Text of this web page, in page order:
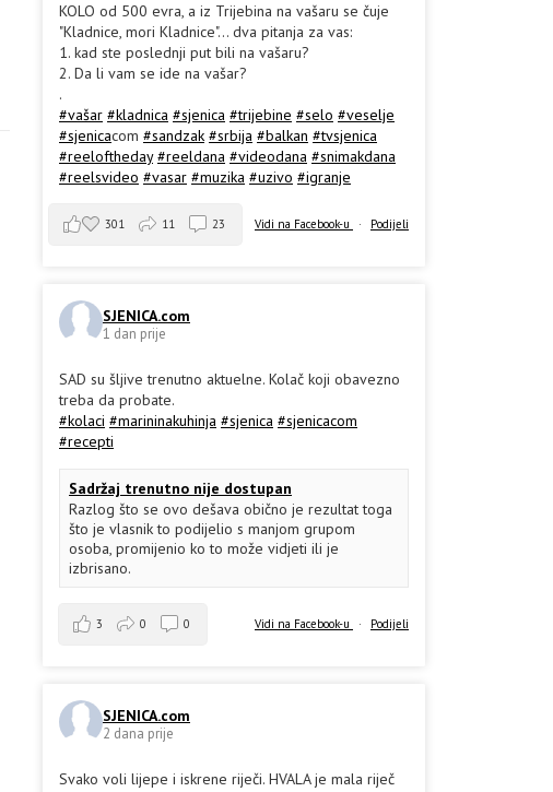
KOLO od 500 evra, a iz Trijebina na vašaru se čuje
"Kladnice, mori Kladnice"... dva pitanja za vas:
1. kad ste poslednji put bili na vašaru?
2. Da li vam se ide na vašar?
.
#vašar #kladnica #sjenica #trijebine #selo #veselje
#sjenicacom #sandzak #srbija #balkan #tvsjenica
#reeloftheday #reeldana #videodana #snimakdana
#reelsvideo #vasar #muzika #uzivo #igranje
Vidi na Facebook-u · Podijeli
301 11 23
SJENICA.com
1 dan prije
SAD su šljive trenutno aktuelne. Kolač koji obavezno
treba da probate.
#kolaci #marininakuhinja #sjenica #sjenicacom
#recepti
Sadržaj trenutno nije dostupan
Razlog što se ovo dešava obično je rezultat toga
što je vlasnik to podijelio s manjom grupom
osoba, promijenio ko to može vidjeti ili je
izbrisano.
Vidi na Facebook-u · Podijeli
3 0 0
SJENICA.com
2 dana prije
Svako voli lijepe i iskrene riječi. HVALA je mala riječ